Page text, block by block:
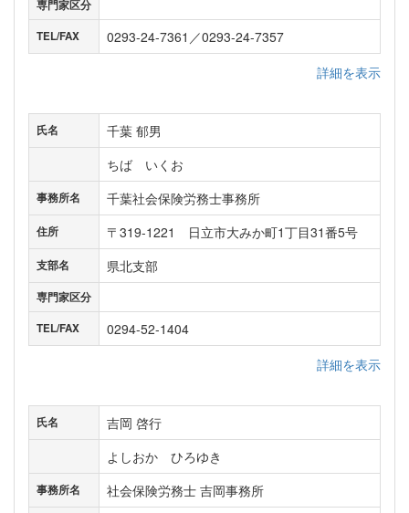
専門家区分
TEL/FAX
0293-24-7361／0293-24-7357
詳細を表示
氏名
千葉 郁男
ちば いくお
事務所名 千葉社会保険労務士事務所
住所 〒319-1221 日立市大みか町1丁目31番5号
支部名 県北支部
専門家区分
TEL/FAX
0294-52-1404
詳細を表示
氏名
吉岡 啓行
よしおか ひろゆき
事務所名 社会保険労務士 吉岡事務所